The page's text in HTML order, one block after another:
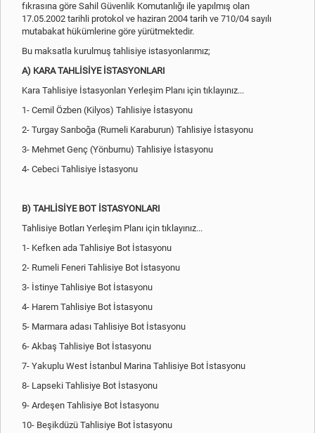
fıkrasına göre Sahil Güvenlik Komutanlığı ile yapılmış olan
17.05.2002 tarihli protokol ve haziran 2004 tarih ve 710/04 sayılı
mutabakat hükümlerine göre yürütmektedir.
Bu maksatla kurulmuş tahlisiye istasyonlarımız;
A) KARA TAHLİSİYE İSTASYONLARI
Kara Tahlisiye İstasyonları Yerleşim Planı için tıklayınız...
1- Cemil Özben (Kilyos) Tahlisiye İstasyonu
2- Turgay Sarıboğa (Rumeli Karaburun) Tahlisiye İstasyonu
3- Mehmet Genç (Yönburnu) Tahlisiye İstasyonu
4- Cebeci Tahlisiye İstasyonu
B) TAHLİSİYE BOT İSTASYONLARI
Tahlisiye Botları Yerleşim Planı için tıklayınız...
1- Kefken ada Tahlisiye Bot İstasyonu
2- Rumeli Feneri Tahlisiye Bot İstasyonu
3- İstinye Tahlisiye Bot İstasyonu
4- Harem Tahlisiye Bot İstasyonu
5- Marmara adası Tahlisiye Bot İstasyonu
6- Akbaş Tahlisiye Bot İstasyonu
7- Yakuplu West İstanbul Marina Tahlisiye Bot İstasyonu
8- Lapseki Tahlisiye Bot İstasyonu
9- Ardeşen Tahlisiye Bot İstasyonu
10- Beşikdüzü Tahlisiye Bot İstasyonu